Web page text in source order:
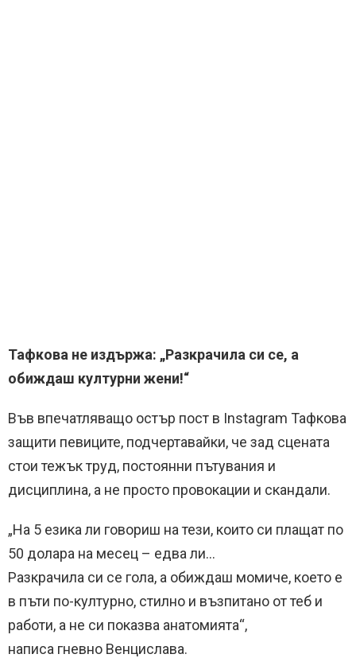
Тафкова не издържа: „Разкрачила си се, а
обиждаш културни жени!“
Във впечатляващо остър пост в Instagram Тафкова
защити певиците, подчертавайки, че зад сцената
стои тежък труд, постоянни пътувания и
дисциплина, а не просто провокации и скандали.
„На 5 езика ли говориш на тези, които си плащат по
50 долара на месец – едва ли…
Разкрачила си се гола, а обиждаш момиче, което е
в пъти по-културно, стилно и възпитано от теб и
работи, а не си показва анатомията“,
написа гневно Венцислава.